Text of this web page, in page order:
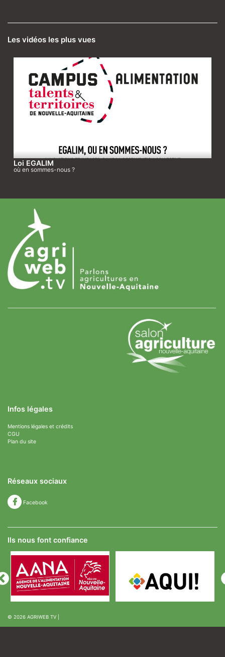
Les vidéos les plus vues
Loi EGALIM
où en sommes-nous ?
Infos légales
Mentions légales et crédits
CGU
Plan du site
Réseaux sociaux
Facebook
Ils nous font confiance
© 2026 AGRIWEB TV